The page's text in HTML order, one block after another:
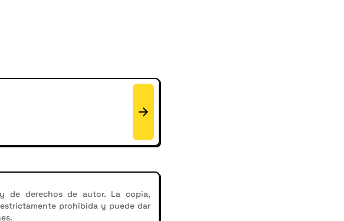
de derechos de autor. La copia,
prohibida y puede dar